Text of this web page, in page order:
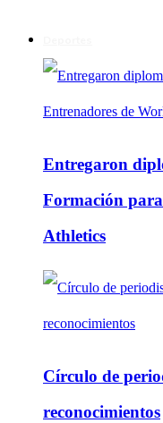
Entregaron
Formación
Athletics
Círculo de
reconocimientos